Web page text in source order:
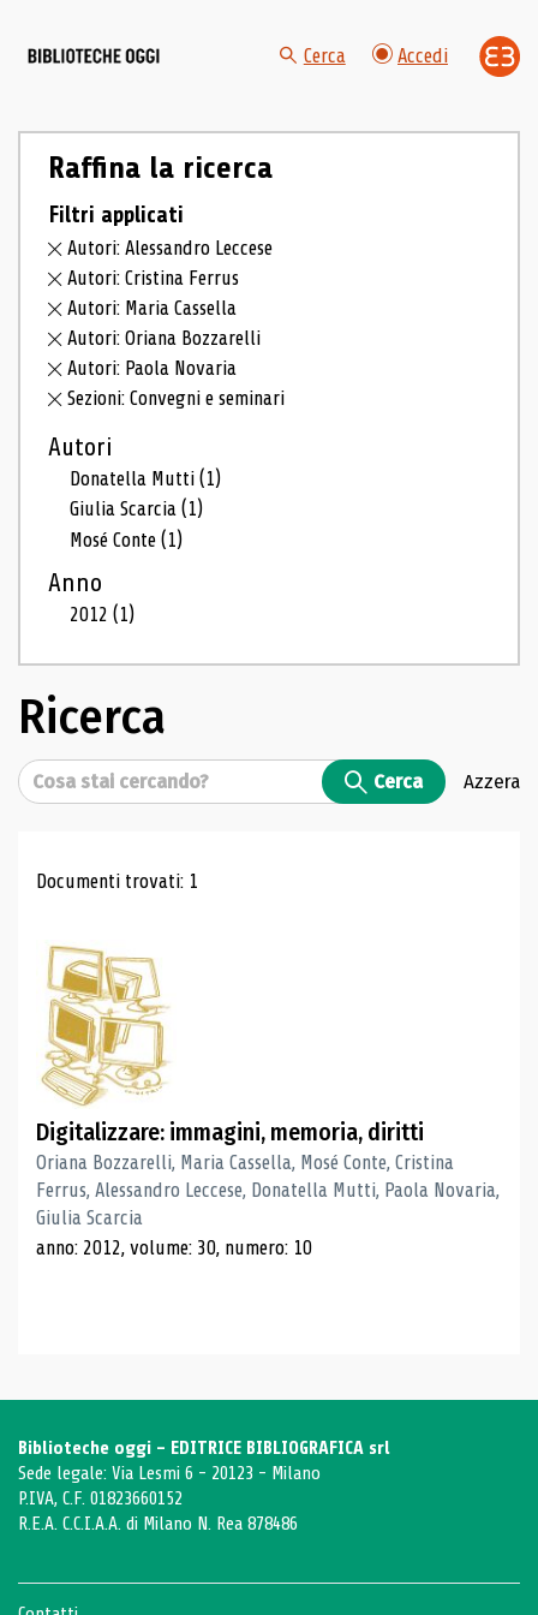
Cerca Accedi
Raffina la ricerca
Filtri applicati
Autori: Alessandro Leccese
Autori: Cristina Ferrus
Autori: Maria Cassella
Autori: Oriana Bozzarelli
Autori: Paola Novaria
Sezioni: Convegni e seminari
Autori
Donatella Mutti(1)
Giulia Scarcia(1)
Mosé Conte(1)
Anno
2012(1)
Ricerca
Cerca Cerca Azzera
Risultati di ricerca
Documenti trovati: 1
Digitalizzare: immagini, memoria, diritti
Oriana Bozzarelli, Maria Cassella, Mosé Conte, Cristina
Ferrus, Alessandro Leccese, Donatella Mutti, Paola Novaria,
Giulia Scarcia
anno: 2012, volume: 30, numero: 10
Biblioteche oggi - EDITRICE BIBLIOGRAFICA srl
Sede legale: Via Lesmi 6 - 20123 - Milano
P.IVA, C.F. 01823660152
R.E.A. C.C.I.A.A. di Milano N. Rea 878486